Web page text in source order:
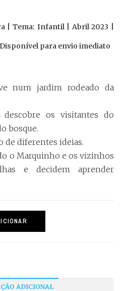
| Tema: Infantil | Abril 2023 |
para envio imediato
num jardim rodeado da
os visitantes do
bosque.
de diferentes ideias.
o Marquinho e os vizinhos
e decidem aprender
ADICIONAL